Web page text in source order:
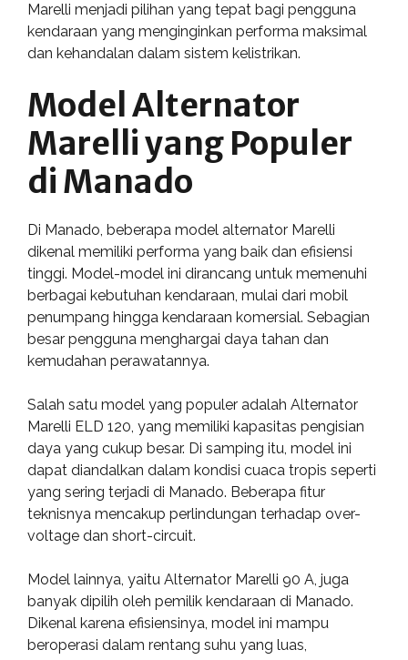
Marelli menjadi pilihan yang tepat bagi pengguna
kendaraan yang menginginkan performa maksimal
dan kehandalan dalam sistem kelistrikan.
Model Alternator
Marelli yang Populer
di Manado
Di Manado, beberapa model alternator Marelli
dikenal memiliki performa yang baik dan efisiensi
tinggi. Model-model ini dirancang untuk memenuhi
berbagai kebutuhan kendaraan, mulai dari mobil
penumpang hingga kendaraan komersial. Sebagian
besar pengguna menghargai daya tahan dan
kemudahan perawatannya.
Salah satu model yang populer adalah Alternator
Marelli ELD 120, yang memiliki kapasitas pengisian
daya yang cukup besar. Di samping itu, model ini
dapat diandalkan dalam kondisi cuaca tropis seperti
yang sering terjadi di Manado. Beberapa fitur
teknisnya mencakup perlindungan terhadap over-
voltage dan short-circuit.
Model lainnya, yaitu Alternator Marelli 90 A, juga
banyak dipilih oleh pemilik kendaraan di Manado.
Dikenal karena efisiensinya, model ini mampu
beroperasi dalam rentang suhu yang luas,